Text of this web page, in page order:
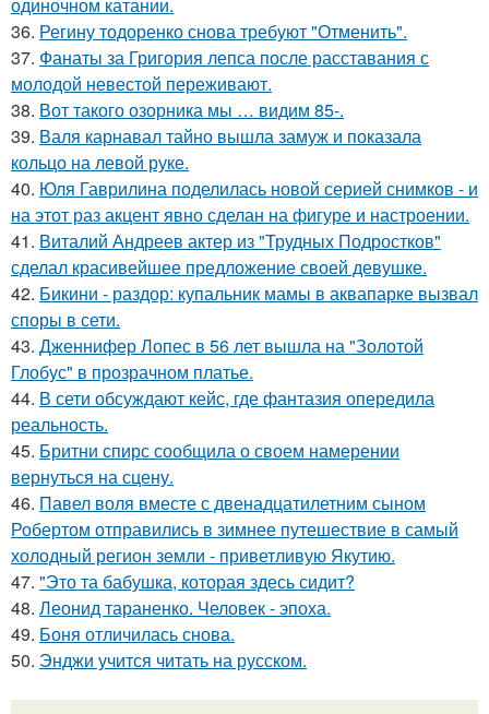
36. Регину тодоренко снова требуют "Отменить".
37. Фанаты за Григория лепса после расставания с
молодой невестой переживают.
38. Вот такого озорника мы … видим 85-.
39. Валя карнавал тайно вышла замуж и показала
кольцо на левой руке.
40. Юля Гаврилина поделилась новой серией снимков - и
на этот раз акцент явно сделан на фигуре и настроении.
41. Виталий Андреев актер из "Трудных Подростков"
сделал красивейшее предложение своей девушке.
42. Бикини - раздор: купальник мамы в аквапарке вызвал
споры в сети.
43. Дженнифер Лопес в 56 лет вышла на "Золотой
Глобус" в прозрачном платье.
44. В сети обсуждают кейс, где фантазия опередила
реальность.
45. Бритни спирс сообщила о своем намерении
вернуться на сцену.
46. Павел воля вместе с двенадцатилетним сыном
Робертом отправились в зимнее путешествие в самый
холодный регион земли - приветливую Якутию.
47. "Это та бабушка, которая здесь сидит?
48. Леонид тараненко. Человек - эпоха.
49. Боня отличилась снова.
50. Энджи учится читать на русском.